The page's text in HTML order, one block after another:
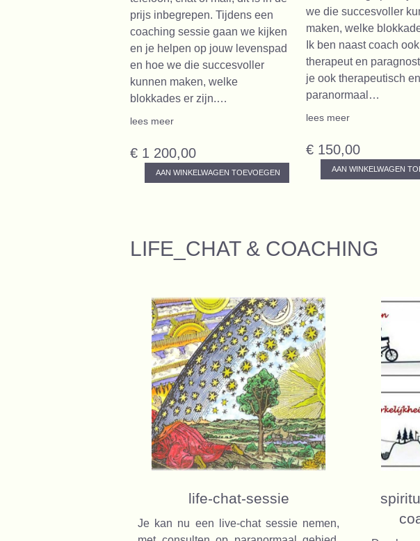
prijs inbegrepen. Tijdens een
coaching sessie gaan we kijken
en je helpen op jouw levenspad
en hoe we die succesvoller
kunnen maken, welke
blokkades er zijn.…
lees meer
€ 1 200,00
AAN WINKELWAGEN TOEVOEGEN
we die succesvoller
maken, welke
Ik ben naast coach ook
therapeut en
je ook therapeutisch en
paranormaal…
lees meer
€ 150,00
AAN WINKELWAGEN
LIFE_CHAT & COACHING
life-chat-sessie
Je kan nu een live-chat sessie nemen,